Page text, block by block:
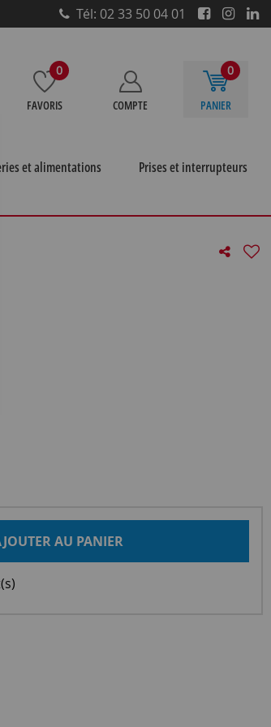
Tél: 02 33 50 04 01
0
FAVORIS COMPTE
0
PANIER
et alimentations
Prises et interrupteurs
AU PANIER